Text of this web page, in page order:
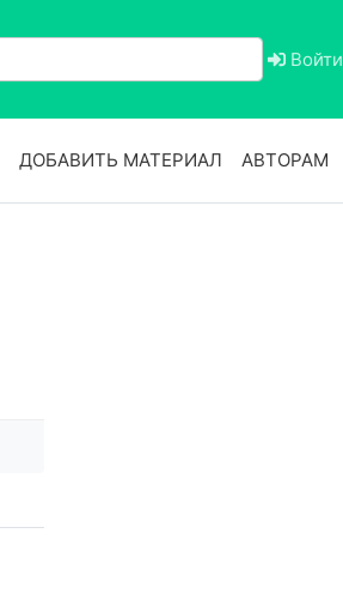
Войти
ДОБАВИТЬ МАТЕРИАЛ АВТОРАМ